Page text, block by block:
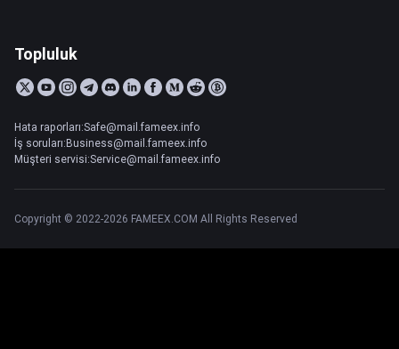
Topluluk
Hata raporları:Safe@mail.fameex.info
İş soruları:Business@mail.fameex.info
Müşteri servisi:Service@mail.fameex.info
Copyright © 2022-2026 FAMEEX.COM All Rights Reserved